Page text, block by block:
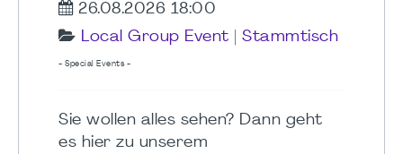
26.08.2026 18:00
Local Group Event
Stammtisch
- Special Events -
Sie wollen alles sehen? Dann geht
es hier zu unserem